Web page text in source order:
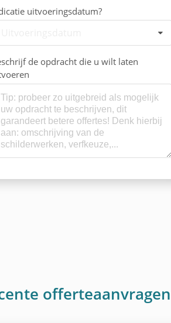
uitvoeringsdatum?
de opdracht die u wilt laten